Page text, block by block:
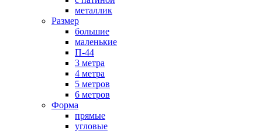
металлик
Размер
большие
маленькие
П-44
3 метра
4 метра
5 метров
6 метров
Форма
прямые
угловые